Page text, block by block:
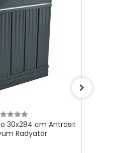
30x284 cm Antrasit
Radyatör